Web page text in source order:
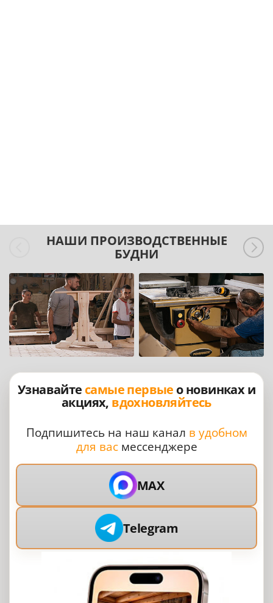
НАШИ ПРОИЗВОДСТВЕННЫЕ
БУДНИ
Узнавайте самые первые о новинках и
акциях, вдохновляйтесь
Подпишитесь на наш канал в удобном
для васмессенджере
MAX
Telegram